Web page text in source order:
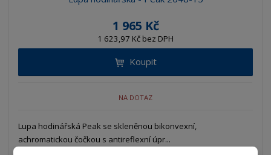
1 965 Kč
1 623,97 Kč bez DPH
Koupit
NA DOTAZ
Lupa hodinářská Peak se skleněnou bikonvexní,
achromatickou čočkou s antireflexní úpr...